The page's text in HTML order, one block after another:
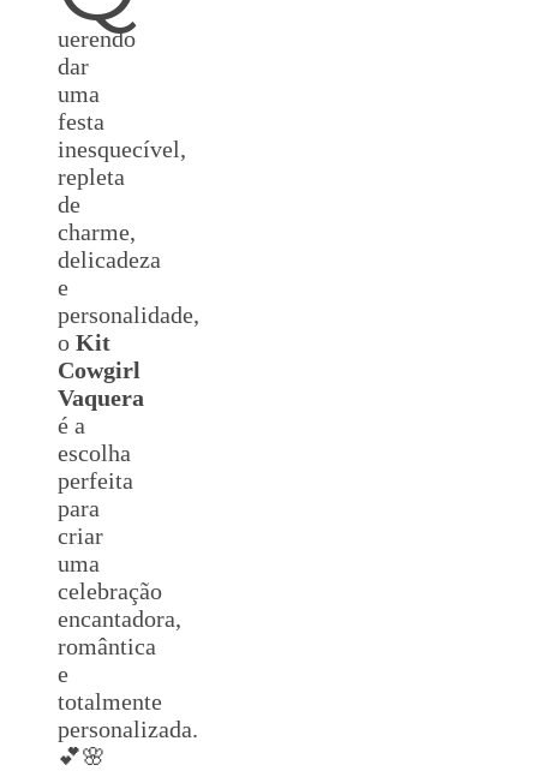
uerendo
dar
uma
festa
inesquecível,
repleta
de
charme,
delicadeza
e
personalidade,
o Kit
Cowgirl
Vaquera
é a
escolha
perfeita
para
criar
uma
celebração
encantadora,
romântica
e
totalmente
personalizada.
💕🌸